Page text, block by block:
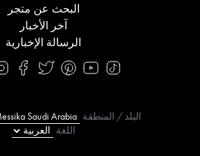
البحث عن متجر
آخر الأخبار
الرسالة الإخبارية
البلد / المنطقة
اللغة